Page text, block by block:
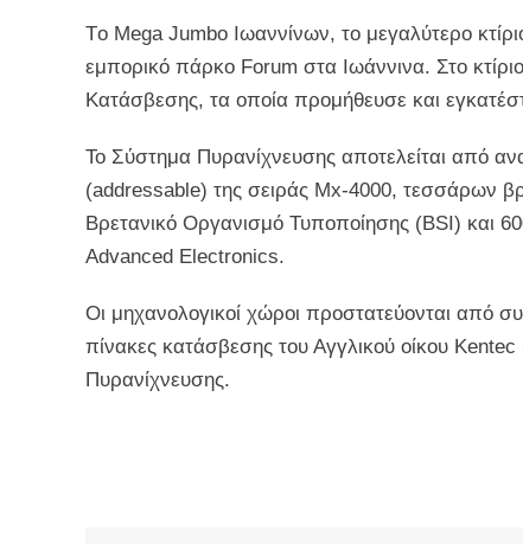
Τo Mega Jumbo Ιωαννίνων, το μεγαλύτερο
εμπορικό πάρκο Forum στα Ιωάννινα. Στο
Κατάσβεσης, τα οποία προμήθευσε και
Το Σύστημα Πυρανίχνευσης αποτελείται από
(addressable) της σειράς Mx-4000, τεσσάρων
Βρετανικό Οργανισμό Τυποποίησης (BSI) και
Advanced Electronics.
Οι μηχανολογικοί χώροι προστατεύονται από
πίνακες κατάσβεσης του Αγγλικού οίκου
Πυρανίχνευσης.